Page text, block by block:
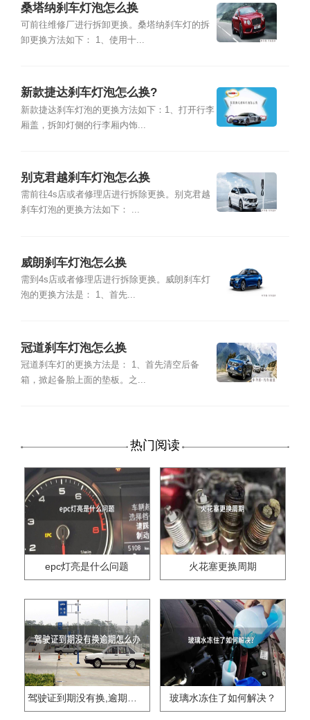
桑塔纳刹车灯泡怎么换
可前往维修厂进行拆卸更换。桑塔纳刹车灯的拆
卸更换方法如下： 1、使用十...
新款捷达刹车灯泡怎么换?
新款捷达刹车灯泡的更换方法如下：1、打开行李
厢盖，拆卸灯侧的行李厢内饰...
别克君越刹车灯泡怎么换
需前往4s店或者修理店进行拆除更换。别克君越
刹车灯泡的更换方法如下： ...
威朗刹车灯泡怎么换
需到4s店或者修理店进行拆除更换。威朗刹车灯
泡的更换方法是： 1、首先...
冠道刹车灯泡怎么换
冠道刹车灯的更换方法是： 1、首先清空后备
箱，掀起备胎上面的垫板。之...
热门阅读
epc灯亮是什么问题 火花塞更换周期
驾驶证到期没有换,逾期怎么办?? 玻璃水冻住了如何解决？